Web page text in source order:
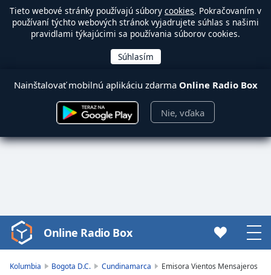
Tieto webové stránky používajú súbory cookies. Pokračovaním v
používaní týchto webových stránok vyjadrujete súhlas s našimi
pravidlami týkajúcimi sa používania súborov cookies.
Nainštalovať mobilnú aplikáciu zdarma Online Radio Box
Nie, vďaka
Video
Player
Online Radio Box
Kolumbia Bogota D.C. Cundinamarca Emisora Vientos Mensajeros